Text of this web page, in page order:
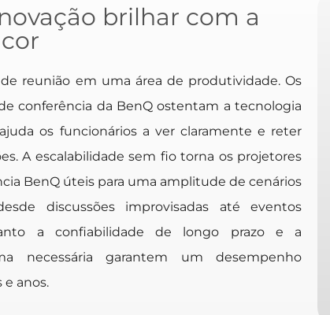
brilhar com a
de reunião em uma área de produtividade. Os
conferência da BenQ ostentam a tecnologia
os funcionários a ver claramente e reter
A escalabilidade sem fio torna os projetores
BenQ úteis para uma amplitude de cenários
discussões improvisadas até eventos
a confiabilidade de longo prazo e a
necessária garantem um desempenho
anos.